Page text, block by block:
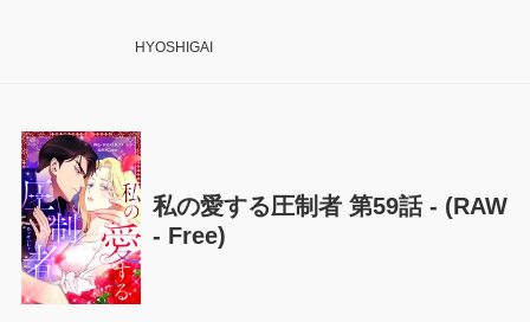
HYOSHIGAI
私の愛する圧制者 第59話 - (RAW
- Free)